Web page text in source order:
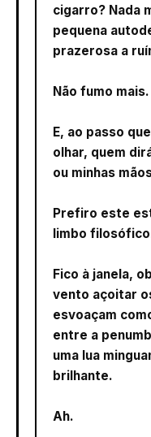
cigarro? Nada
pequena
prazerosa a
Não fumo
E, ao passo
olhar, quem
ou minhas
Prefiro este
limbo
Fico à janela,
vento açoitar
esvoaçam
entre a
uma lua
brilhante.
Ah.